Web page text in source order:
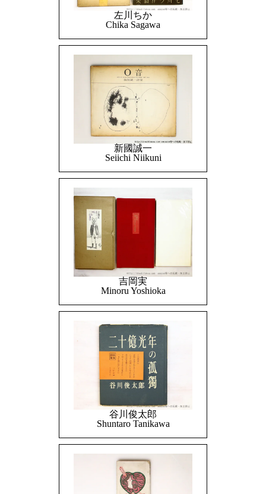
左川ちか
Chika Sagawa
新國誠一
Seiichi Niikuni
吉岡実
Minoru Yoshioka
谷川俊太郎
Shuntaro Tanikawa